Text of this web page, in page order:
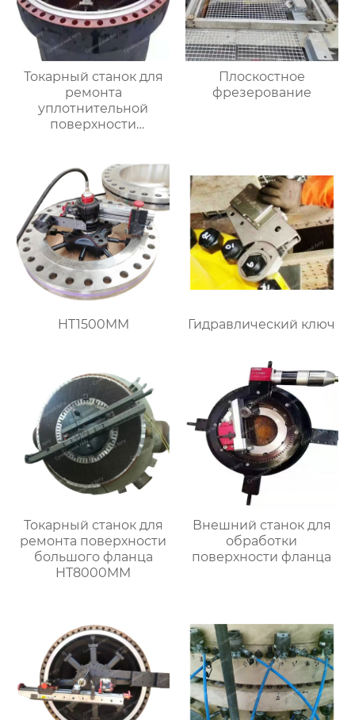
Токарный станок для
ремонта
уплотнительной
поверхности
Плоскостное
фрезерование
HT1500MM Гидравлический ключ
Токарный станок для
ремонта поверхности
большого фланца
HT8000MM
Внешний станок для
обработки
поверхности фланца